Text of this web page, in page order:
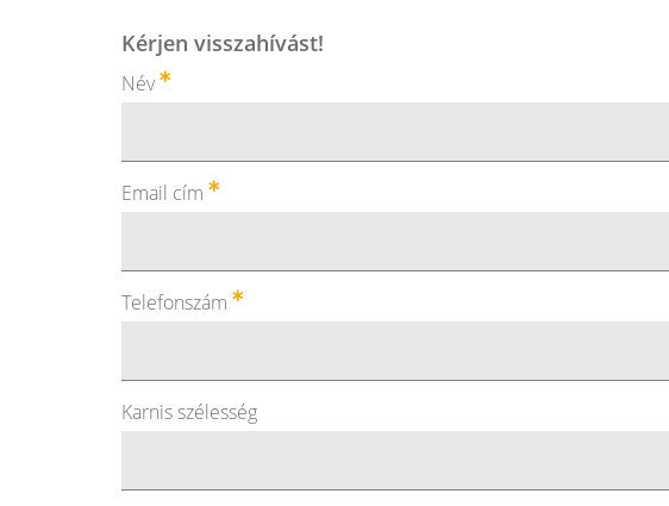
Kérjen visszahívást!
Név
Email cím
Telefonszám
Karnis szélesség